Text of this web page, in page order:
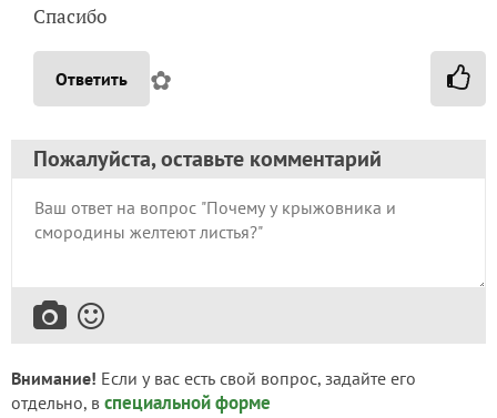
Спасибо
Ответить ✿
Пожалуйста, оставьте комментарий
Внимание! Если у вас есть свой вопрос, задайте его
отдельно, в специальной форме